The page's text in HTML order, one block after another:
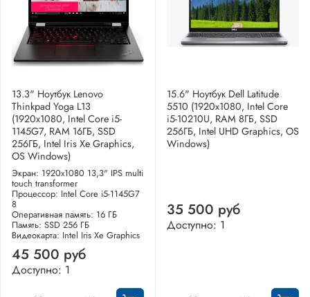
13.3" Ноутбук Lenovo
Thinkpad Yoga L13
(1920x1080, Intel Core i5-
1145G7, RAM 16ГБ, SSD
256ГБ, Intel Iris Xe Graphics,
OS Windows)
Экран: 1920x1080 13,3" IPS multi
touch transformer
Процессор: Intel Core i5-1145G7
8
Оперативная память: 16 ГБ
Память: SSD 256 ГБ
Видеокарта: Intel Iris Xe Graphics
45 500 руб
Доступно: 1
15.6" Ноутбук Dell Latitude
5510 (1920x1080, Intel Core
i5-10210U, RAM 8ГБ, SSD
256ГБ, Intel UHD Graphics, OS
Windows)
35 500 руб
Доступно: 1